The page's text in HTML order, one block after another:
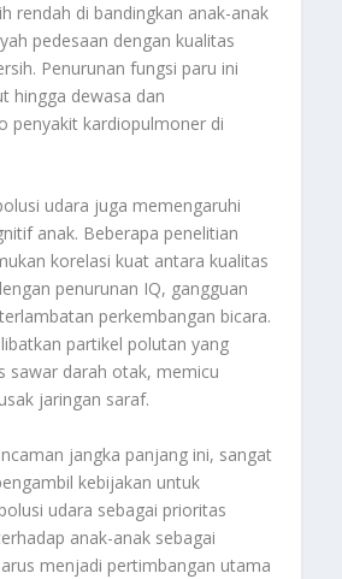
rendah di bandingkan anak-anak
pedesaan dengan kualitas
Penurunan fungsi paru ini
hingga dewasa dan
penyakit kardiopulmoner di
udara juga memengaruhi
anak. Beberapa penelitian
korelasi kuat antara kualitas
penurunan IQ, gangguan
perkembangan bicara.
partikel polutan yang
sawar darah otak, memicu
jaringan saraf.
jangka panjang ini, sangat
kebijakan untuk
udara sebagai prioritas
anak-anak sebagai
menjadi pertimbangan utama